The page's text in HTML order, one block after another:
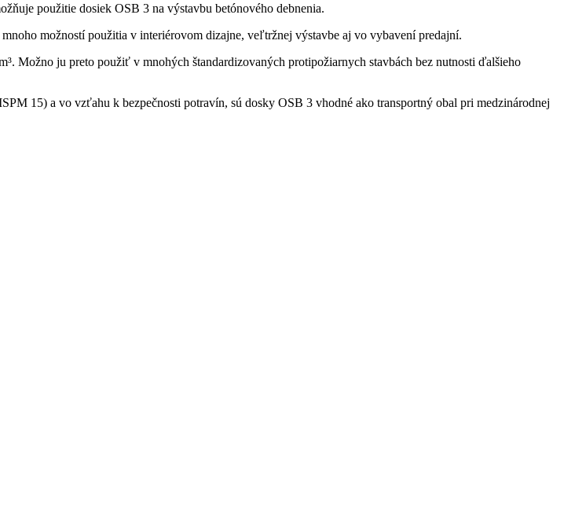
použitie dosiek OSB 3 na výstavbu betónového debnenia.
možností použitia v interiérovom dizajne, veľtržnej výstavbe aj vo vybavení predajní.
Možno ju preto použiť v mnohých štandardizovaných protipožiarnych stavbách bez nutnosti ďalšieho
15) a vo vzťahu k bezpečnosti potravín, sú dosky OSB 3 vhodné ako transportný obal pri medzinárodnej